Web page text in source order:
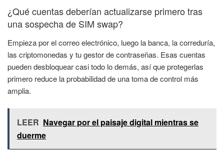
¿Qué cuentas deberían actualizarse primero tras
una sospecha de SIM swap?
Empieza por el correo electrónico, luego la banca, la correduría,
las criptomonedas y tu gestor de contraseñas. Esas cuentas
pueden desbloquear casi todo lo demás, así que protegerlas
primero reduce la probabilidad de una toma de control más
amplia.
LEER Navegar por el paisaje digital mientras se
duerme